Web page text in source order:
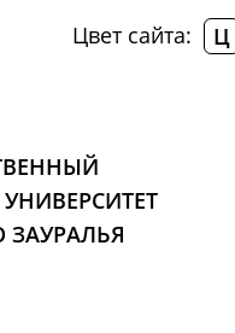
Цвет сайта: Ц
ЗАУРАЛЬЯ